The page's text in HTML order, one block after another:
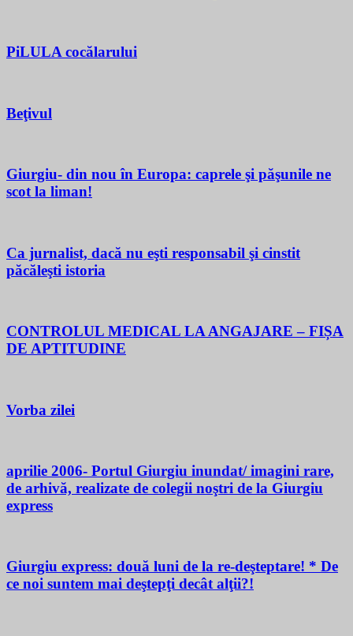
PiLULA cocălarului
Beţivul
Giurgiu- din nou în Europa: caprele şi păşunile ne
scot la liman!
Ca jurnalist, dacă nu eşti responsabil şi cinstit
păcăleşti istoria
CONTROLUL MEDICAL LA ANGAJARE – FIȘA
DE APTITUDINE
Vorba zilei
aprilie 2006- Portul Giurgiu inundat/ imagini rare,
de arhivă, realizate de colegii noştri de la Giurgiu
express
Giurgiu express: două luni de la re-deşteptare! * De
ce noi suntem mai deştepţi decât alţii?!